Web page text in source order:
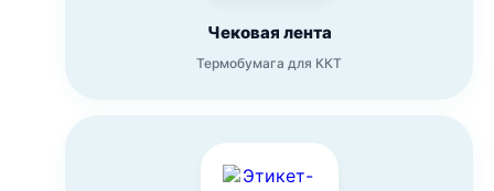
Чековая лента
Термобумага для ККТ